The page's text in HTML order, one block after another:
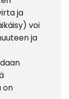
ja
voi
ja
on